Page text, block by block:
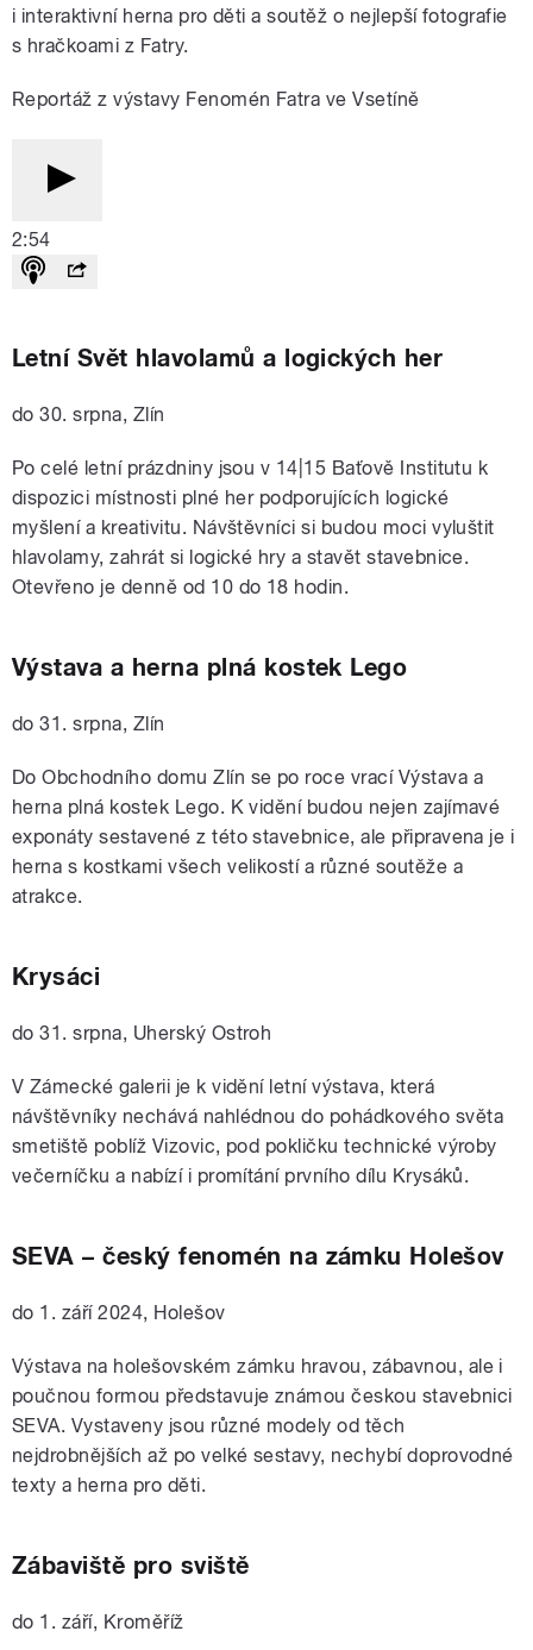
i interaktivní herna pro děti a soutěž o nejlepší fotografie
s hračkoami z Fatry.
Reportáž z výstavy Fenomén Fatra ve Vsetíně
2:54
Letní Svět hlavolamů a logických her
do 30. srpna, Zlín
Po celé letní prázdniny jsou v 14|15 Baťově Institutu k
dispozici místnosti plné her podporujících logické
myšlení a kreativitu. Návštěvníci si budou moci vyluštit
hlavolamy, zahrát si logické hry a stavět stavebnice.
Otevřeno je denně od 10 do 18 hodin.
Výstava a herna plná kostek Lego
do 31. srpna, Zlín
Do Obchodního domu Zlín se po roce vrací Výstava a
herna plná kostek Lego. K vidění budou nejen zajímavé
exponáty sestavené z této stavebnice, ale připravena je i
herna s kostkami všech velikostí a různé soutěže a
atrakce.
Krysáci
do 31. srpna, Uherský Ostroh
V Zámecké galerii je k vidění letní výstava, která
návštěvníky nechává nahlédnou do pohádkového světa
smetiště poblíž Vizovic, pod pokličku technické výroby
večerníčku a nabízí i promítání prvního dílu Krysáků.
SEVA – český fenomén na zámku Holešov
do 1. září 2024, Holešov
Výstava na holešovském zámku hravou, zábavnou, ale i
poučnou formou představuje známou českou stavebnici
SEVA. Vystaveny jsou různé modely od těch
nejdrobnějších až po velké sestavy, nechybí doprovodné
texty a herna pro děti.
Zábaviště pro sviště
do 1. září, Kroměříž